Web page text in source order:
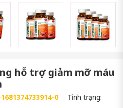
hỗ trợ giảm mỡ máu
0
Tình trạng: